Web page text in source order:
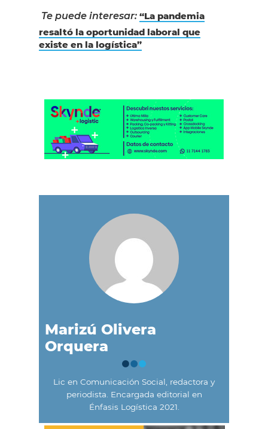
Te puede interesar: “La pandemia
resaltó la oportunidad laboral que
existe en la logística”
Marizú Olivera
Orquera
Lic en Comunicación Social, redactora y
periodista. Encargada editorial en
Énfasis Logística 2021.